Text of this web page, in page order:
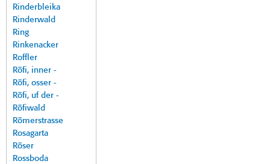
Rinderbleika
Rinderwald
Ring
Rinkenacker
Roffler
Röfi, inner -
Röfi, osser -
Röfi, uf der -
Röfiwald
Römerstrasse
Rosagarta
Röser
Rossboda